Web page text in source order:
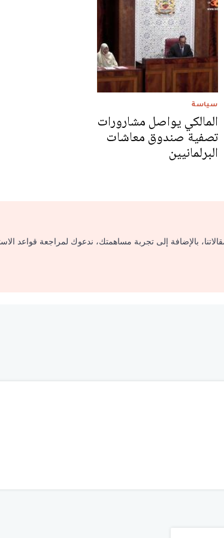
سياسة
المالكي يواصل مشارورات
تصفية صندوق معاشات
البرلمانيين
بالإضافة إلى تجربة مساهمتك، ندعوك لمراجعة قواعد